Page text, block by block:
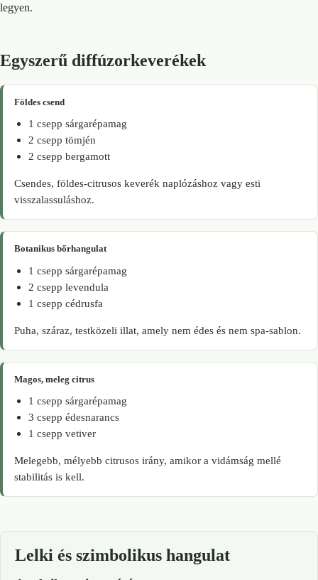
legyen.
Egyszerű diffúzorkeverékek
Földes csend
1 csepp sárgarépamag
2 csepp tömjén
2 csepp bergamott
Csendes, földes-citrusos keverék naplózáshoz vagy esti
visszalassuláshoz.
Botanikus bőrhangulat
1 csepp sárgarépamag
2 csepp levendula
1 csepp cédrusfa
Puha, száraz, testközeli illat, amely nem édes és nem spa-sablon.
Magos, meleg citrus
1 csepp sárgarépamag
3 csepp édesnarancs
1 csepp vetiver
Melegebb, mélyebb citrusos irány, amikor a vidámság mellé
stabilitás is kell.
Lelki és szimbolikus hangulat